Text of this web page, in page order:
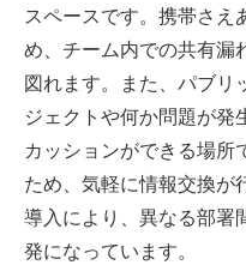
スペースです。携帯さえ
め、チーム内での共有漏
図れます。また、パブリ
ジェクトや何か問題が発
カッションができる場所
ため、気軽に情報交換が
導入により、異なる部署
発になっています。